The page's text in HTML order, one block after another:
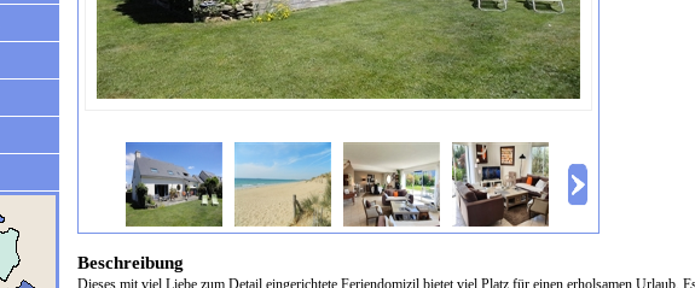
Beschreibung
Dieses mit viel Liebe zum Detail eingerichtete Feriendomizil bietet viel Platz für einen erholsamen Urlaub.